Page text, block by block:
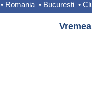
• Romania • Bucuresti •